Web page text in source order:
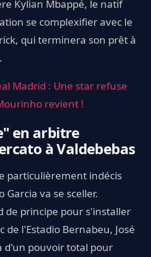
Kylian Mbappé, le natif
se complexifier avec le
qui terminera son prêt à
Madrid : Une star refuse
revient !
en arbitre
à Valdebebas
particulièrement indécis
Garcia va se sceller.
de principe pour s'installer
de l'Estadio Bernabeu, José
d'un pouvoir total pour